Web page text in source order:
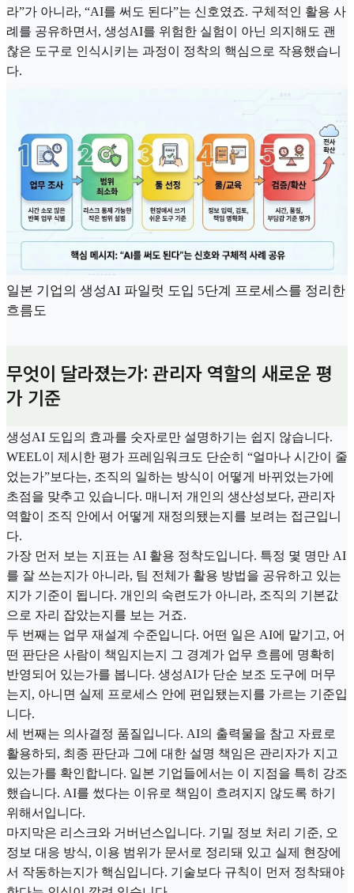
라”가 아니라, “AI를 써도 된다”는 신호였죠. 구체적인 활용 사
례를 공유하면서, 생성AI를 위험한 실험이 아닌 의지해도 괜
찮은 도구로 인식시키는 과정이 정착의 핵심으로 작용했습니
다.
일본 기업의 생성AI 파일럿 도입 5단계 프로세스를 정리한
흐름도
무엇이 달라졌는가: 관리자 역할의 새로운 평
가 기준
생성AI 도입의 효과를 숫자로만 설명하기는 쉽지 않습니다.
WEEL이 제시한 평가 프레임워크도 단순히 “얼마나 시간이 줄
었는가”보다는, 조직의 일하는 방식이 어떻게 바뀌었는가에
초점을 맞추고 있습니다. 매니저 개인의 생산성보다, 관리자
역할이 조직 안에서 어떻게 재정의됐는지를 보려는 접근입니
다.
가장 먼저 보는 지표는 AI 활용 정착도입니다. 특정 몇 명만 AI
를 잘 쓰는지가 아니라, 팀 전체가 활용 방법을 공유하고 있는
지가 기준이 됩니다. 개인의 숙련도가 아니라, 조직의 기본값
으로 자리 잡았는지를 보는 거죠.
두 번째는 업무 재설계 수준입니다. 어떤 일은 AI에 맡기고, 어
떤 판단은 사람이 책임지는지 그 경계가 업무 흐름에 명확히
반영되어 있는가를 봅니다. 생성AI가 단순 보조 도구에 머무
는지, 아니면 실제 프로세스 안에 편입됐는지를 가르는 기준입
니다.
세 번째는 의사결정 품질입니다. AI의 출력물을 참고 자료로
활용하되, 최종 판단과 그에 대한 설명 책임은 관리자가 지고
있는가를 확인합니다. 일본 기업들에서는 이 지점을 특히 강조
했습니다. AI를 썼다는 이유로 책임이 흐려지지 않도록 하기
위해서입니다.
마지막은 리스크와 거버넌스입니다. 기밀 정보 처리 기준, 오
정보 대응 방식, 이용 범위가 문서로 정리돼 있고 실제 현장에
서 작동하는지가 핵심입니다. 기술보다 규칙이 먼저 정착돼야